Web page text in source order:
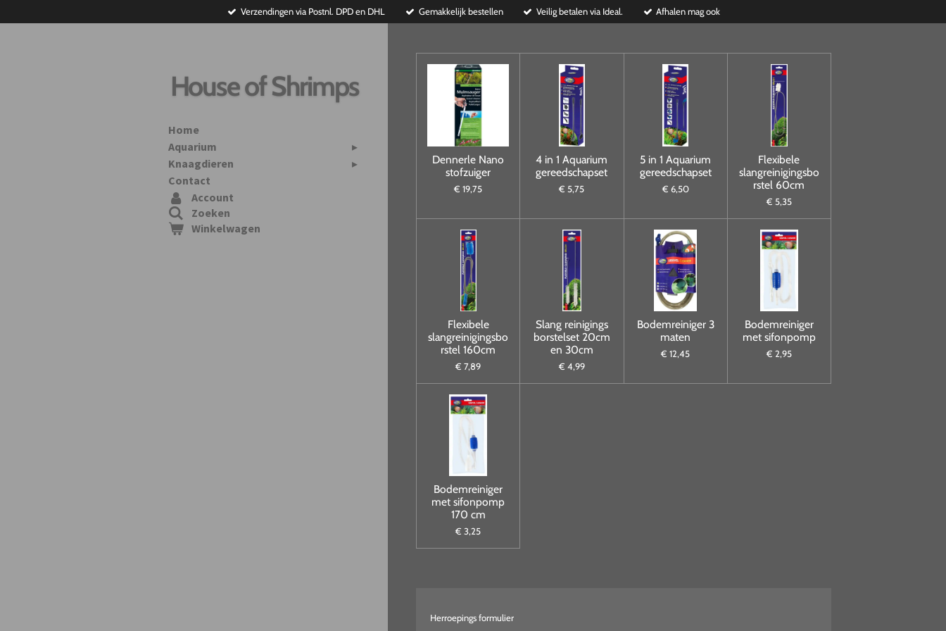
direct
Verzendingen via Postnl. DPD en DHL Gemakkelijk bestellen Veilig betalen via Ideal. Afhalen mag ook
Dennerle Nano
stofzuiger
€ 19,75
4 in 1 Aquarium
gereedschapset
€ 5,75
5 in 1 Aquarium
gereedschapset
€ 6,50
Flexibele
slangreinigingsbo
rstel 60cm
€ 5,35
Flexibele
slangreinigingsbo
rstel 160cm
€ 7,89
Slang reinigings
borstelset 20cm
en 30cm
€ 4,99
Bodemreiniger 3
maten
€ 12,45
Bodemreiniger
met sifonpomp
€ 2,95
Bodemreiniger
met sifonpomp
170 cm
€ 3,25
Herroepings formulier
House of Shrimps
Home
Aquarium
Knaagdieren
Contact
Account
Zoeken
Winkelwagen